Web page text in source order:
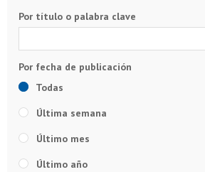
Por título o palabra clave
Todas
Última semana
Último mes
Último año